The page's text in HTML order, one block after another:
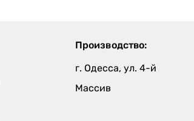
Производство:
г. Одесса, ул. 4-й
Массив